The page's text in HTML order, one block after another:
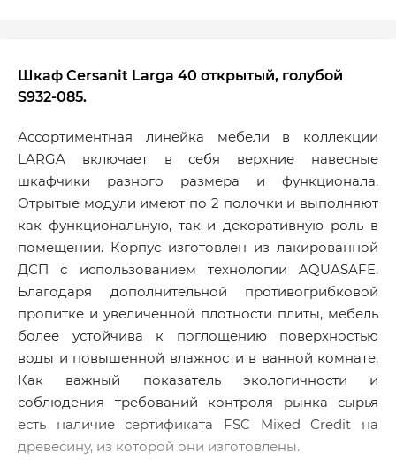
Шкаф Cersanit Larga 40 открытый, голубой
S932-085.
Ассортиментная линейка мебели в коллекции
LARGA включает в себя верхние навесные
шкафчики разного размера и функционала.
Отрытые модули имеют по 2 полочки и выполняют
как функциональную, так и декоративную роль в
помещении. Корпус изготовлен из лакированной
ДСП с использованием технологии AQUASAFE.
Благодаря дополнительной противогрибковой
пропитке и увеличенной плотности плиты, мебель
более устойчива к поглощению поверхностью
воды и повышенной влажности в ванной комнате.
Как важный показатель экологичности и
соблюдения требований контроля рынка сырья
есть наличие сертификата FSC Mixed Credit на
древесину, из которой они изготовлены.